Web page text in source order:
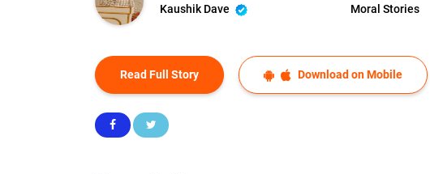
Kaushik Dave
Moral Stories
Read Full Story Download on Mobile